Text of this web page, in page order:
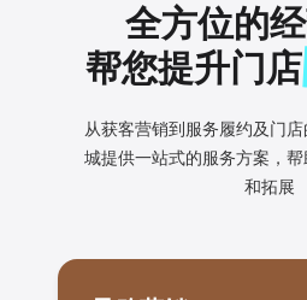
全方位的
帮您提升门
从获客营销到服务履约及门
城提供一站式的服务方案，
和拓展